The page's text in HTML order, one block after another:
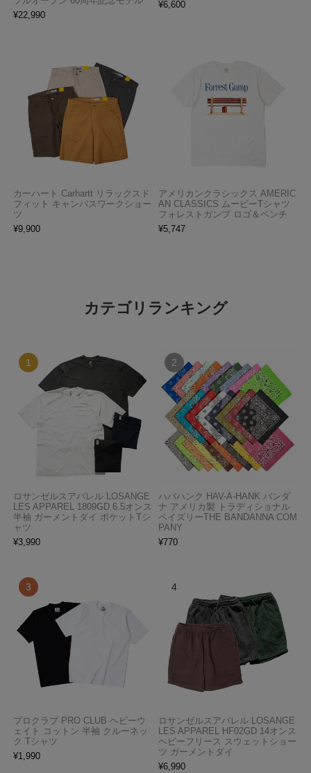
¥22,990
¥6,600
カーハート Carhartt リラックスド
フィット キャンバスワークショー
ツ
¥9,900
アメリカンクラシックス AMERIC
AN CLASSICS ムービーTシャツ
フォレストガンプ ロゴ＆ベンチ
¥5,747
カテゴリランキング
ロサンゼルスアパレル LOSANGE
LES APPAREL 1809GD 6.5オンス
半袖 ガーメントダイ ポケットTシ
ャツ
¥3,990
ハバハンク HAV-A-HANK バンダ
ナ アメリカ製 トラディショナル
ペイズリーTHE BANDANNA COM
PANY
¥770
プロクラブ PRO CLUB ヘビーウ
ェイト コットン 半袖 クルーネッ
ク Tシャツ
¥1,990
ロサンゼルスアパレル LOSANGE
LES APPAREL HF02GD 14オンス
ヘビーフリース スウェットショー
ツ ガーメントダイ
¥6,990